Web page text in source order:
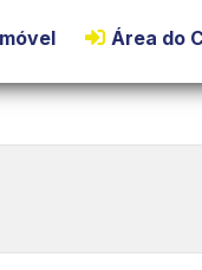
Área do